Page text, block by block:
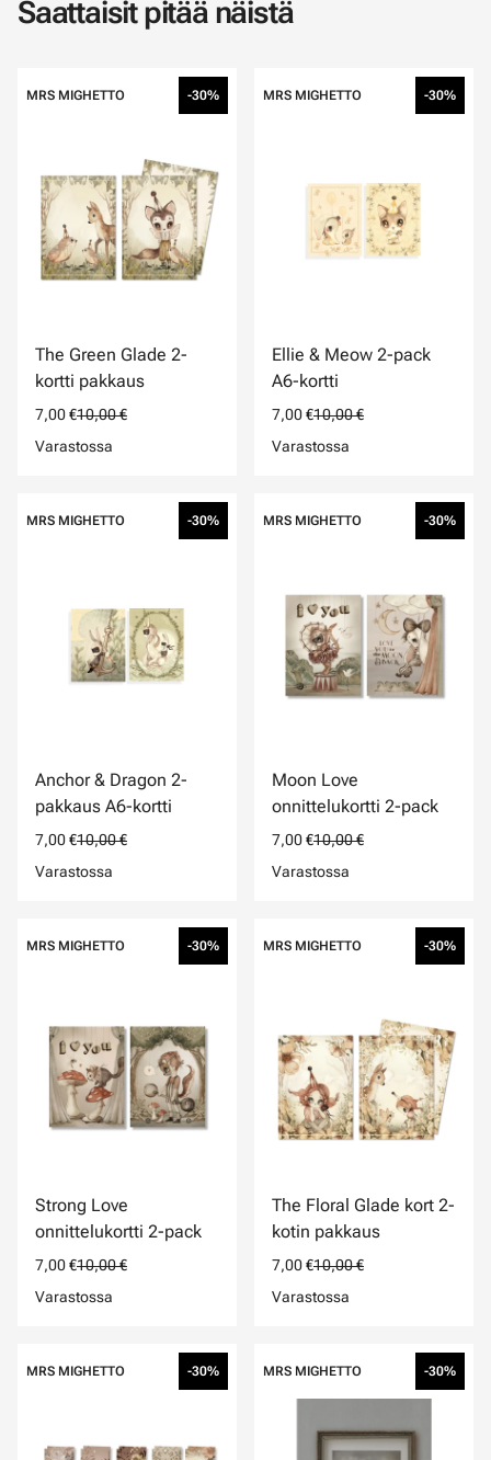
Saattaisit pitää näistä
MRS MIGHETTO -30%
The Green Glade 2-
kortti pakkaus
7,00 €10,00 €
Varastossa
MRS MIGHETTO -30%
Ellie & Meow 2-pack
A6-kortti
7,00 €10,00 €
Varastossa
MRS MIGHETTO -30%
Anchor & Dragon 2-
pakkaus A6-kortti
7,00 €10,00 €
Varastossa
MRS MIGHETTO -30%
Moon Love
onnittelukortti 2-pack
7,00 €10,00 €
Varastossa
MRS MIGHETTO -30%
Strong Love
onnittelukortti 2-pack
7,00 €10,00 €
Varastossa
MRS MIGHETTO -30%
The Floral Glade kort 2-
kotin pakkaus
7,00 €10,00 €
Varastossa
MRS MIGHETTO -30% MRS MIGHETTO -30%